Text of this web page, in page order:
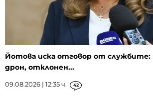
Йотова иска отговор от службите:
дрон, отклонен...
09.08.2026 | 12:35 ч. 42